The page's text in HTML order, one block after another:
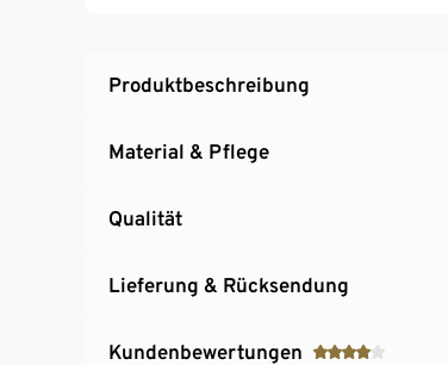
Produktbeschreibung
Material & Pflege
Qualität
Lieferung & Rücksendung
Kundenbewertungen